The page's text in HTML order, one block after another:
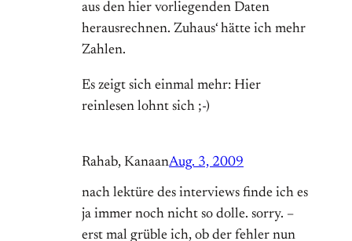
aus den hier vorliegenden Daten
herausrechnen. Zuhaus‘ hätte ich mehr
Zahlen.
Es zeigt sich einmal mehr: Hier
reinlesen lohnt sich ;-)
Rahab, KanaanAug. 3, 2009
nach lektüre des interviews finde ich es
ja immer noch nicht so dolle. sorry. –
erst mal grüble ich, ob der fehler nun